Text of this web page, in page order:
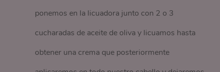
ponemos en la licuadora junto con 2 o 3
cucharadas de aceite de oliva y licuamos hasta
obtener una crema que posteriormente